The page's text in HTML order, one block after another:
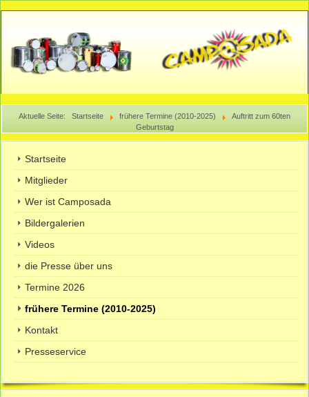
Aktuelle Seite: Startseite frühere Termine (2010-2025)
Auftritt zum 60ten
Geburtstag
Startseite
Mitglieder
Wer ist Camposada
Bildergalerien
Videos
die Presse über uns
Termine 2026
frühere Termine (2010-2025)
Kontakt
Presseservice